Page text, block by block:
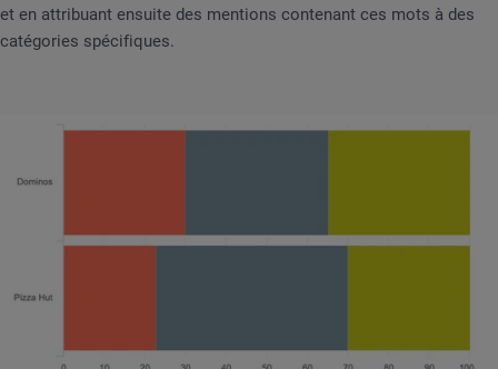
et en attribuant ensuite des mentions contenant ces mots à des
catégories spécifiques.